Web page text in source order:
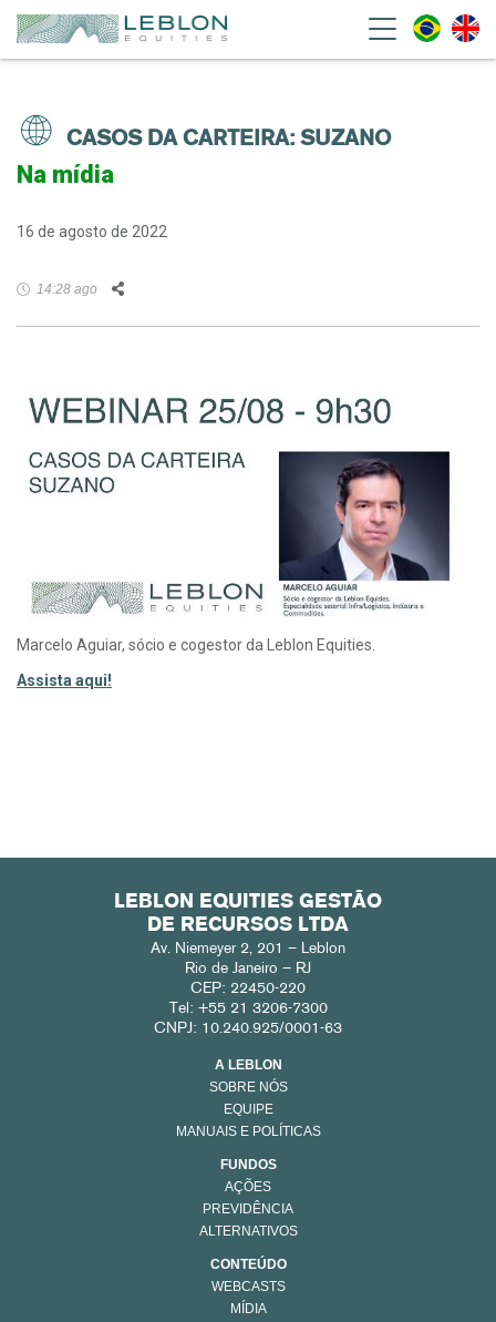
CASOS DA CARTEIRA: SUZANO
Na mídia
16 de agosto de 2022
14:28 ago
Marcelo Aguiar, sócio e cogestor da Leblon Equities.
Assista aqui!
LEBLON EQUITIES GESTÃO
DE RECURSOS LTDA
Av. Niemeyer 2, 201 – Leblon
Rio de Janeiro – RJ
CEP: 22450-220
Tel: +55 21 3206-7300
CNPJ: 10.240.925/0001-63
A LEBLON
SOBRE NÓS
EQUIPE
MANUAIS E POLÍTICAS
FUNDOS
AÇÕES
PREVIDÊNCIA
ALTERNATIVOS
CONTEÚDO
WEBCASTS
MÍDIA